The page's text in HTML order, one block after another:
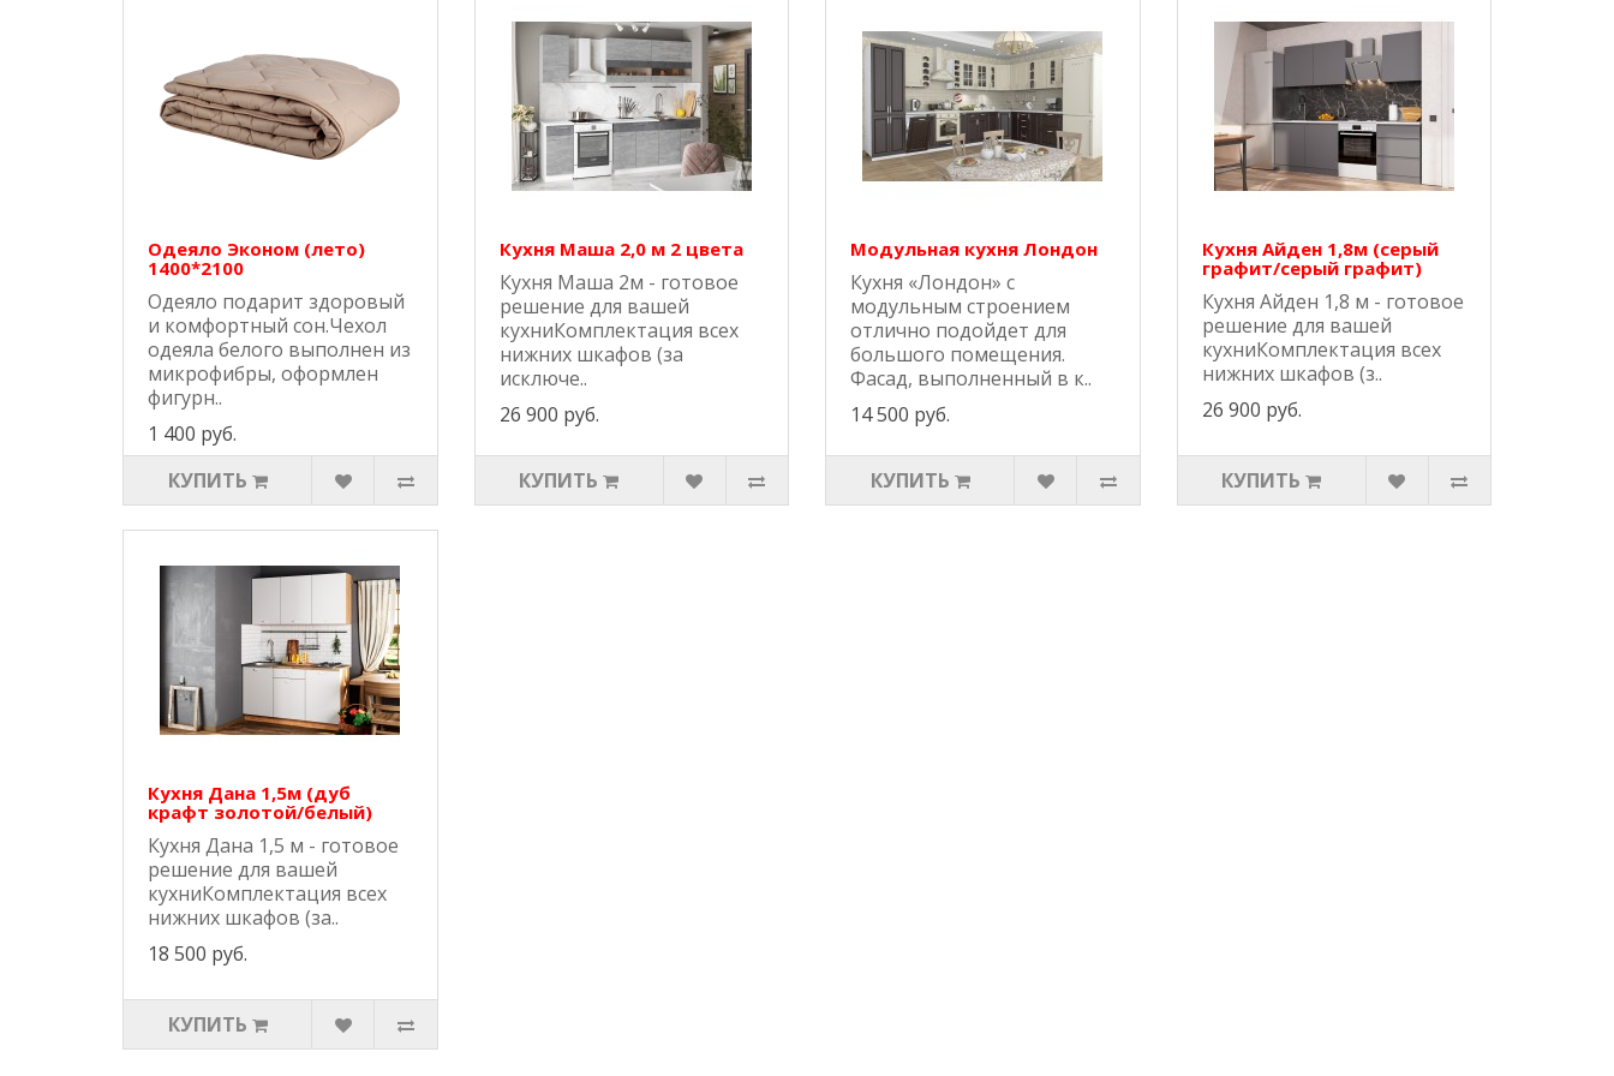
Одеяло Эконом (лето)
1400*2100
Одеяло подарит здоровый
и комфортный сон.Чехол
одеяла белого выполнен из
микрофибры, оформлен
фигурн..
1 400 руб.
КУПИТЬ
Кухня Маша 2,0 м 2 цвета
Кухня Маша 2м - готовое
решение для вашей
кухниКомплектация всех
нижних шкафов (за
исключе..
26 900 руб.
КУПИТЬ
Модульная кухня Лондон
Кухня «Лондон» с
модульным строением
отлично подойдет для
большого помещения.
Фасад, выполненный в к..
14 500 руб.
КУПИТЬ
Кухня Айден 1,8м (серый
графит/серый графит)
Кухня Айден 1,8 м - готовое
решение для вашей
кухниКомплектация всех
нижних шкафов (з..
26 900 руб.
КУПИТЬ
Кухня Дана 1,5м (дуб
крафт золотой/белый)
Кухня Дана 1,5 м - готовое
решение для вашей
кухниКомплектация всех
нижних шкафов (за..
18 500 руб.
КУПИТЬ